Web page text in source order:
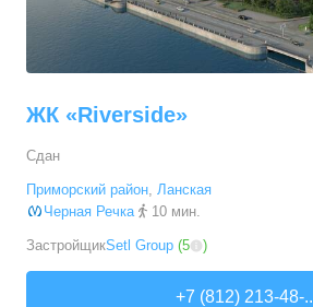
ЖК «Riverside»
Сдан
Приморский район, Ланская
Черная Речка
10 мин.
ЗастройщикSetl Group (5 )
+7 (812) 213-48-..